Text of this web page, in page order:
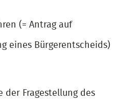
(= Antrag auf
eines Bürgerentscheids)
der Fragestellung des